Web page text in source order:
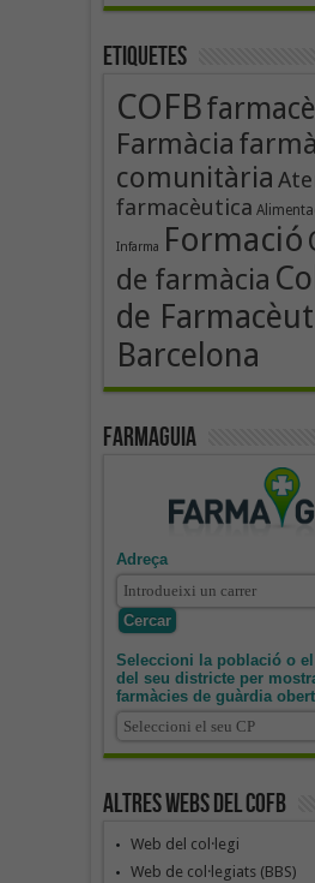
Etiquetes
COFB
Farmàcia
comunitària
farmacèutica
Infarma Formació
de farmàcia
de
Barcelona
Farmaguia
Adreça
Seleccioni la població o
del seu districte per
farmàcies de guàrdia
Altres webs del COFB
Web del col·legi
Web de col·legiats (BBS)